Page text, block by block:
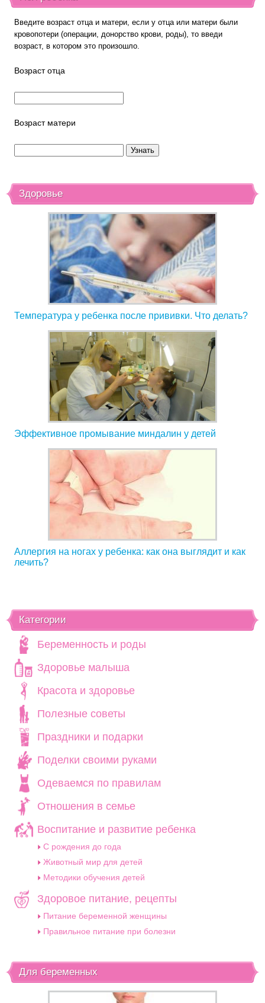
Введите возраст отца и матери, если у отца или матери были
кровопотери (операции, донорство крови, роды), то введи
возраст, в котором это произошло.
Возраст отца
Возраст матери
Здоровье
Температура у ребенка после прививки. Что делать?
Эффективное промывание миндалин у детей
Аллергия на ногах у ребенка: как она выглядит и как
лечить?
Категории
Беременность и роды
Здоровье малыша
Красота и здоровье
Полезные советы
Праздники и подарки
Поделки своими руками
Одеваемся по правилам
Отношения в семье
Воспитание и развитие ребенка
C рождения до года
Животный мир для детей
Методики обучения детей
Здоровое питание, рецепты
Питание беременной женщины
Правильное питание при болезни
Для беременных